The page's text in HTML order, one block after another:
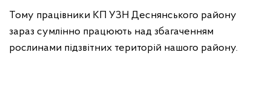
Тому працівники КП УЗН Деснянського району
зараз сумлінно працюють над збагаченням
рослинами підзвітних територій нашого району.